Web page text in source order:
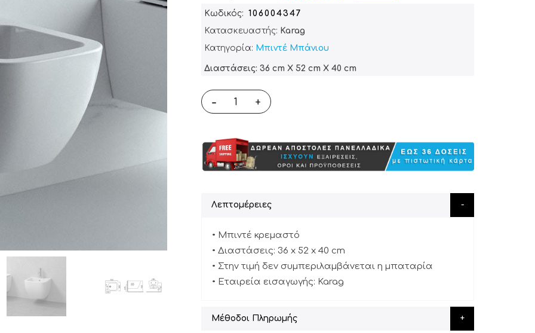
Κωδικός
106004347
Κατασκευαστής: Karag
Κατηγορία: Μπιντέ Μπάνιου
Διαστάσεις: 36 cm X 52 cm X 40 cm
- +
Λεπτομέρειες
• Μπιντέ κρεμαστό
• Διαστάσεις: 36 x 52 x 40 cm
• Στην τιμή δεν συμπεριλαμβάνεται η μπαταρία
• Εταιρεία εισαγωγής: Karag
Μέθοδοι Πληρωμής